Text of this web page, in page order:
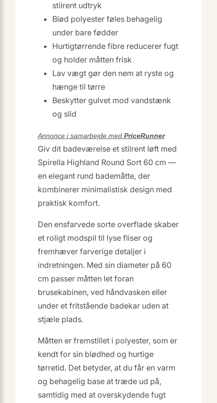
stilrent udtryk
Blød polyester føles behagelig
under bare fødder
Hurtigtørrende fibre reducerer fugt
og holder måtten frisk
Lav vægt gør den nem at ryste og
hænge til tørre
Beskytter gulvet mod vandstænk
og slid
Annonce i samarbejde med PriceRunner
Giv dit badeværelse et stilrent løft med
Spirella Highland Round Sort 60 cm —
en elegant rund bademåtte, der
kombinerer minimalistisk design med
praktisk komfort.
Den ensfarvede sorte overflade skaber
et roligt modspil til lyse fliser og
fremhæver farverige detaljer i
indretningen. Med sin diameter på 60
cm passer måtten let foran
brusekabinen, ved håndvasken eller
under et fritstående badekar uden at
stjæle plads.
Måtten er fremstillet i polyester, som er
kendt for sin blødhed og hurtige
tørretid. Det betyder, at du får en varm
og behagelig base at træde ud på,
samtidig med at overskydende fugt